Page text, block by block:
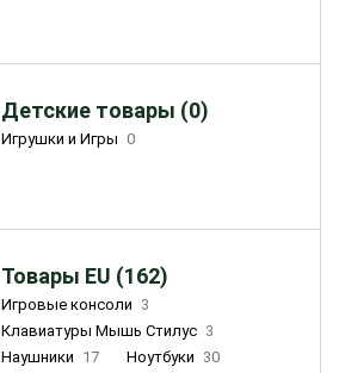
Детские товары (0)
Игрушки и Игры 0
Товары EU (162)
Игровые консоли 3
Клавиатуры Мышь Стилус 3
Наушники 17 Ноутбуки 30